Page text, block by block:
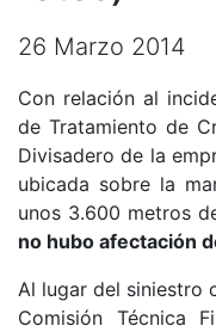
26 Marzo 2014
Con relación al
de Tratamiento de
Divisadero de la
ubicada sobre la
unos 3.600 metros
no hubo afectación
Al lugar del siniestro
Comisión Técnica